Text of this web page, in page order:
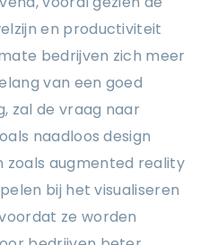
en productiviteit
bedrijven zich meer
van een goed
zal de vraag naar
naadloos design
zoals augmented reality
bij het visualiseren
ze worden